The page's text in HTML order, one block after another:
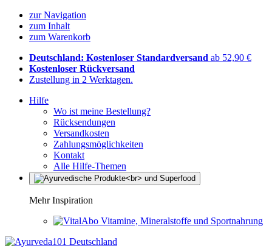
zur Navigation
zum Inhalt
zum Warenkorb
Deutschland: Kostenloser Standardversand ab 52,90 €
Kostenloser Rückversand
Zustellung in 2 Werktagen.
Hilfe
Wo ist meine Bestellung?
Rücksendungen
Versandkosten
Zahlungsmöglichkeiten
Kontakt
Alle Hilfe-Themen
Mehr Inspiration
Vitamine, Mineralstoffe und Sportnahrung